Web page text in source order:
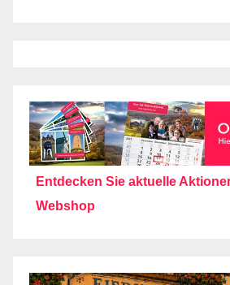
Entdecken Sie aktuelle
Webshop